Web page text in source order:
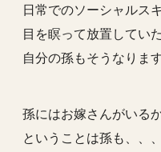
日常でのソーシャルス
目を瞑って放置してい
自分の孫もそうなります
孫にはお嫁さんがいる
ということは孫も、、、